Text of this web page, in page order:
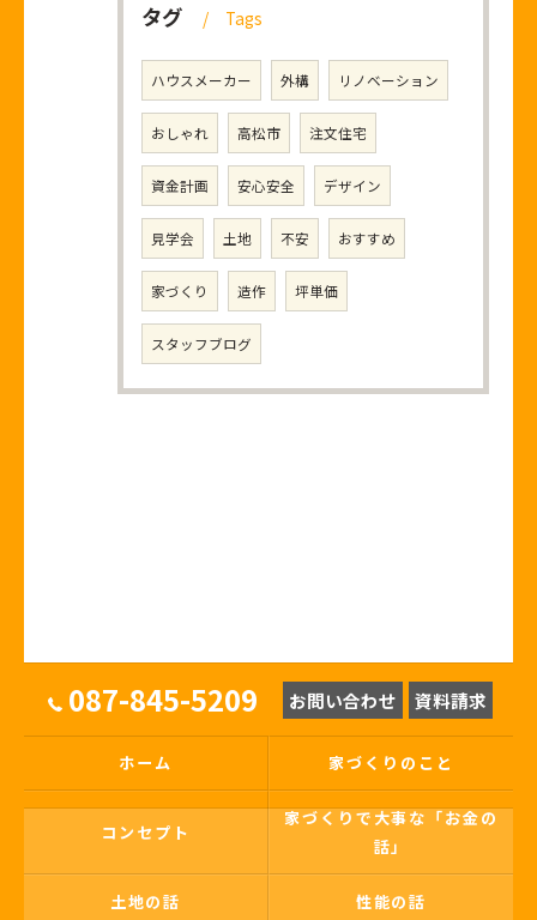
タグ Tags
ハウスメーカー 外構 リノベーション
おしゃれ 高松市 注文住宅
資金計画 安心安全 デザイン
見学会 土地 不安 おすすめ
家づくり 造作 坪単価
スタッフブログ
087-845-5209 お問い合わせ 資料請求
ホーム 家づくりのこと
コンセプト
家づくりで大事な「お金の
話」
土地の話 性能の話